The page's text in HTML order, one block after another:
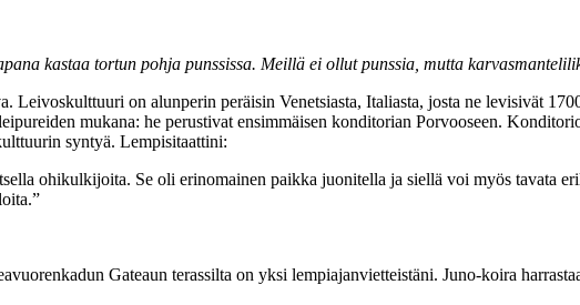
kastaa tortun pohja punssissa. Meillä ei ollut punssia, mutta
Leivoskulttuuri on alunperin peräisin Venetsiasta, Italiasta, josta ne levisivät
mukana: he perustivat ensimmäisen konditorian Porvooseen.
syntyä. Lempisitaattini:
ohikulkijoita. Se oli erinomainen paikka juonitella ja siellä voi myös tavata
Gateaun terassilta on yksi lempiajanvietteistäni. Juno-koira